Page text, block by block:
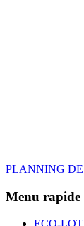
PLANNING
Menu rapide